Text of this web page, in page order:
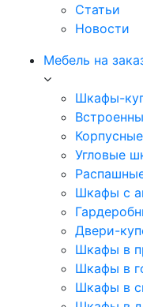
Статьи
Новости
Мебель на
Шкафы-
Угловые
Шкафы с
Двери-
Шкафы в
Шкафы в
Шкафы в